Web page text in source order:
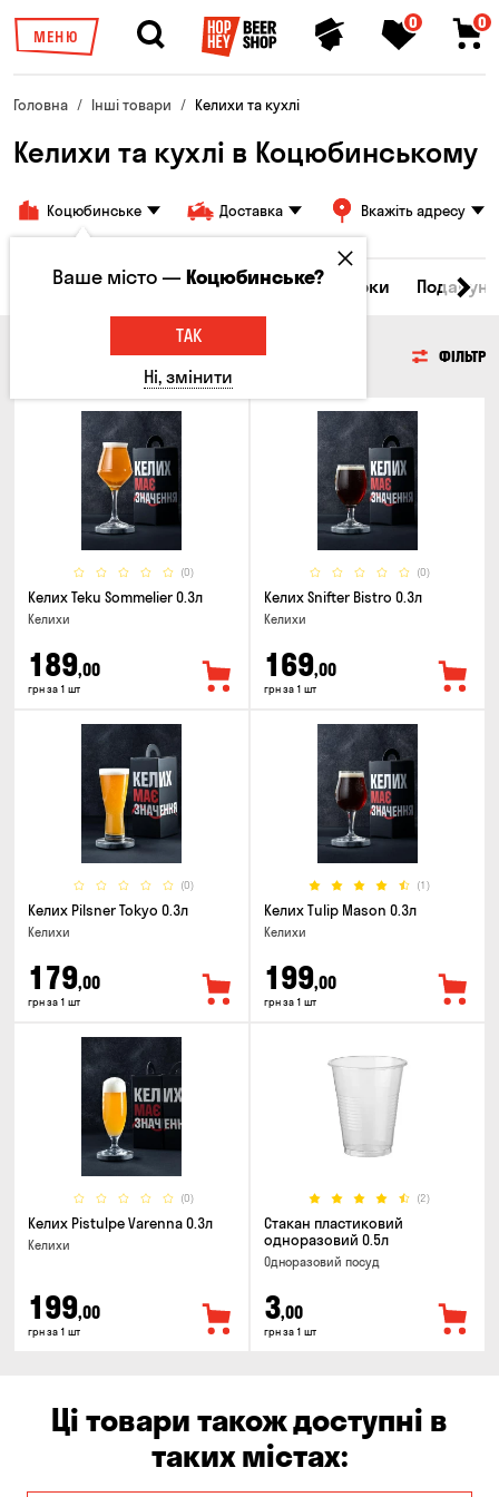
МЕНЮ
0 0
Головна Інші товари Келихи та кухлі
Келихи та кухлі в Коцюбинському
Коцюбинське Доставка Вкажіть адресу
Всі товари Келихи та кухлі Брелоки
КЕЛИХИ ТА КУХЛІ ФІЛЬТР
(0)
Келих Teku Sommelier 0.3л
Келихи
189,00
грн за 1 шт
(0)
Келих Snifter Bistro 0.3л
Келихи
169,00
грн за 1 шт
(0)
Келих Pilsner Tokyo 0.3л
Келихи
179,00
грн за 1 шт
(1)
Келих Tulip Mason 0.3л
Келихи
199,00
грн за 1 шт
(0)
Келих Pistulpe Varenna 0.3л
Келихи
199,00
грн за 1 шт
(2)
Стакан пластиковий
одноразовий 0.5л
Одноразовий посуд
3,00
грн за 1 шт
Ці товари також доступні в
таких містах:
Ваше місто —Коцюбинське?
ТАК
Ні, змінити